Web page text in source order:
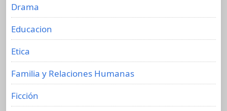
Drama
Educacion
Etica
Familia y Relaciones Humanas
Ficción